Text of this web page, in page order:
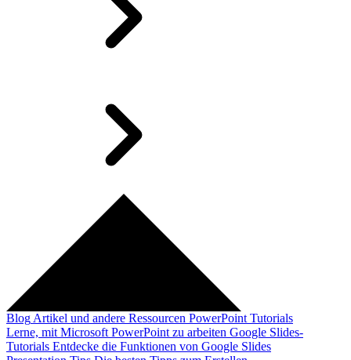
Blog Artikel und andere Ressourcen PowerPoint Tutorials
Lerne, mit Microsoft PowerPoint zu arbeiten Google Slides-
Tutorials Entdecke die Funktionen von Google Slides